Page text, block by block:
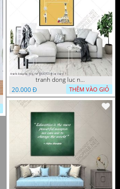
tranh dong luc nan cao 10112022 thien
20.000 Đ
THÊM VÀO GIỎ